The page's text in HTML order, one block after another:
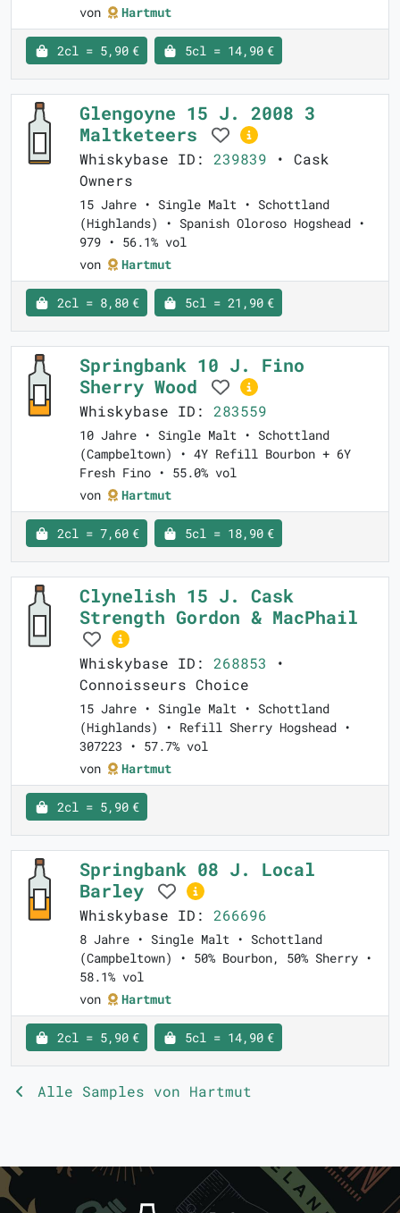
von Hartmut
2cl = 5,90 € 5cl = 14,90 €
Glengoyne 15 J. 2008 3
Maltketeers
Whiskybase ID: 239839 • Cask
Owners
15 Jahre • Single Malt • Schottland
(Highlands) • Spanish Oloroso Hogshead •
979 • 56.1% vol
von
Hartmut
2cl = 8,80 € 5cl = 21,90 €
Springbank 10 J. Fino
Sherry Wood
Whiskybase ID: 283559
10 Jahre • Single Malt • Schottland
(Campbeltown) • 4Y Refill Bourbon + 6Y
Fresh Fino • 55.0% vol
von
Hartmut
2cl = 7,60 € 5cl = 18,90 €
Clynelish 15 J. Cask
Strength Gordon & MacPhail
Whiskybase ID: 268853 •
Connoisseurs Choice
15 Jahre • Single Malt • Schottland
(Highlands) • Refill Sherry Hogshead •
307223 • 57.7% vol
von
Hartmut
2cl = 5,90 €
Springbank 08 J. Local
Barley
Whiskybase ID: 266696
8 Jahre • Single Malt • Schottland
(Campbeltown) • 50% Bourbon, 50% Sherry •
58.1% vol
von
Hartmut
2cl = 5,90 € 5cl = 14,90 €
Alle Samples von Hartmut